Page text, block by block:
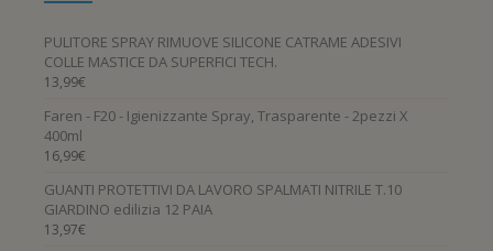
PULITORE SPRAY RIMUOVE SILICONE CATRAME ADESIVI
COLLE MASTICE DA SUPERFICI TECH.
13,99€
Faren - F20 - Igienizzante Spray, Trasparente - 2pezzi X
400ml
16,99€
GUANTI PROTETTIVI DA LAVORO SPALMATI NITRILE T.10
GIARDINO edilizia 12 PAIA
13,97€